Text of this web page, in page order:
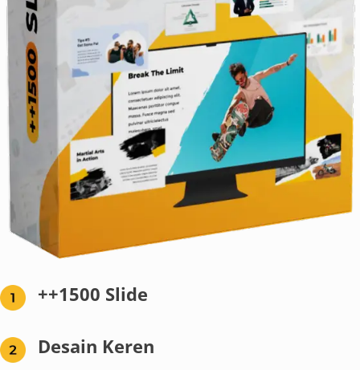
++1500 Slide
Desain Keren